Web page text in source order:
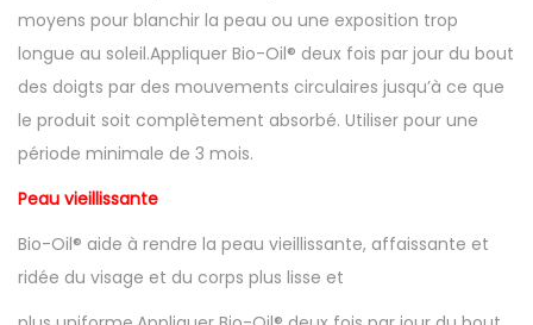
moyens pour blanchir la peau ou une exposition trop
longue au soleil.Appliquer Bio-Oil® deux fois par jour du bout
des doigts par des mouvements circulaires jusqu’à ce que
le produit soit complètement absorbé. Utiliser pour une
période minimale de 3 mois.
Peau vieillissante
Bio-Oil® aide à rendre la peau vieillissante, affaissante et
ridée du visage et du corps plus lisse et